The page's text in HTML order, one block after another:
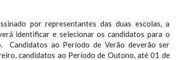
por representantes das duas escolas, a
identificar e selecionar os candidatos para o
Candidatos ao Período de Verão deverão ser
candidatos ao Período de Outono, até 01 de